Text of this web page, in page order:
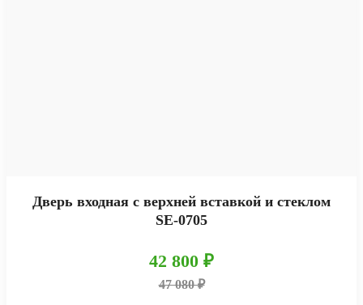
Дверь входная с верхней вставкой и стеклом
SE-0705
42 800 ₽
47 080 ₽